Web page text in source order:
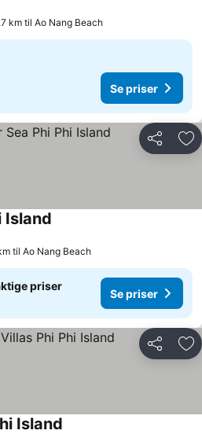
km til Ao Nang Beach
Se priser
Del
Island
til Ao Nang Beach
priser
Se priser
Del
Island